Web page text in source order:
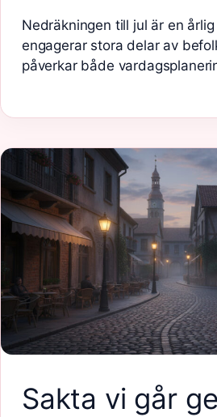
Nedräkningen till jul är en
engagerar stora delar av
påverkar både
Sakta vi går